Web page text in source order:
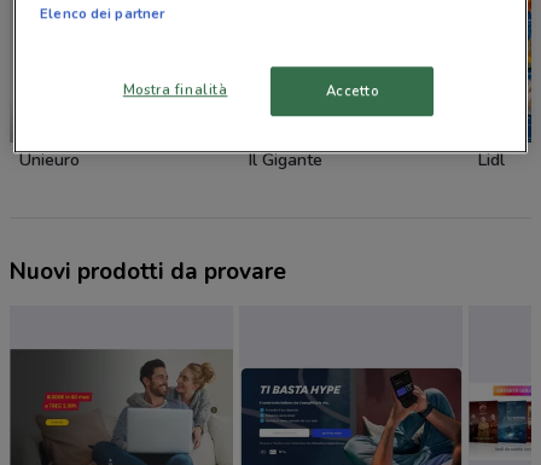
Unieuro
NUOVO
Il Gigante Lidl
Nuovi prodotti da provare
Elenco dei partner
Mostra finalità Accetto